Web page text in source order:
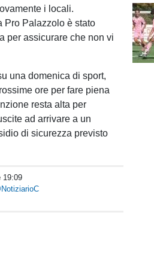
i locali.
Pro Palazzolo è stato
per assicurare che non vi
una domenica di sport,
ore per fare piena
resta alta per
ad arrivare a un
di sicurezza previsto
19:09